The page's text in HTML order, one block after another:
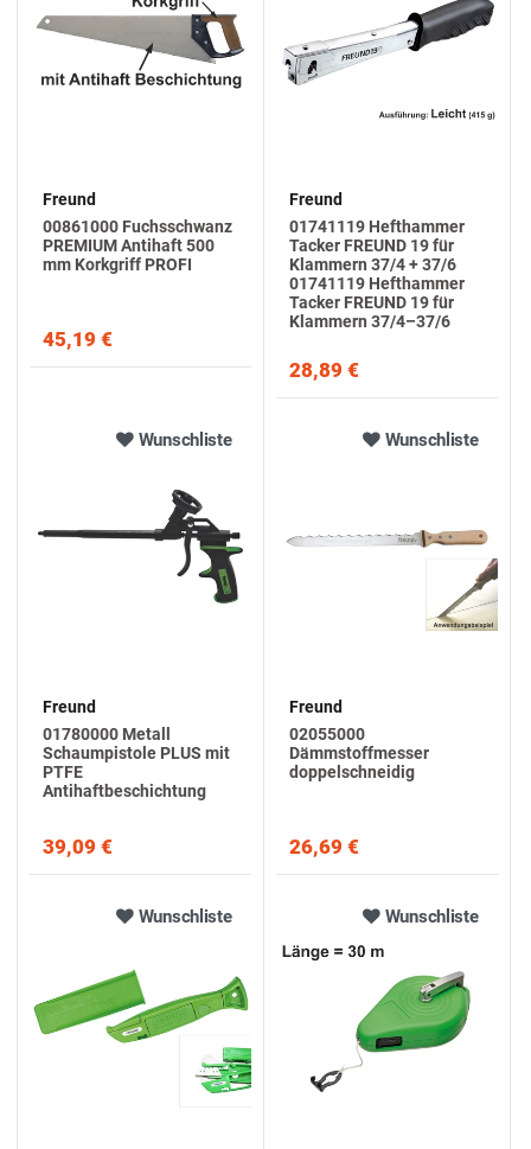
Freund
00861000 Fuchsschwanz
PREMIUM Antihaft 500
mm Korkgriff PROFI
45,19 €
Freund
01741119 Hefthammer
Tacker FREUND 19 für
Klammern 37/4 + 37/6
01741119 Hefthammer
Tacker FREUND 19 für
Klammern 37/4–37/6
28,89 €
Wunschliste
Freund
01780000 Metall
Schaumpistole PLUS mit
PTFE
Antihaftbeschichtung
39,09 €
Wunschliste
Freund
02055000
Dämmstoffmesser
doppelschneidig
26,69 €
Wunschliste Wunschliste